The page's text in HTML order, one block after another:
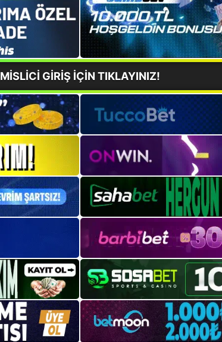
MİSLİCİ GİRİŞ İÇİN TIKLAYINIZ!